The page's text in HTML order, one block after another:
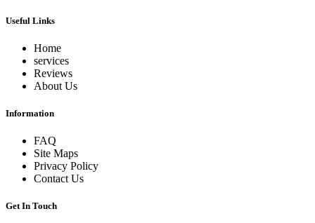
Useful Links
Home
services
Reviews
About Us
Information
FAQ
Site Maps
Privacy Policy
Contact Us
Get In Touch